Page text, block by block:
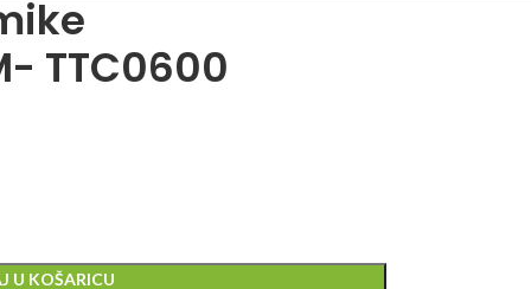
TTC0600
U KOŠARICU